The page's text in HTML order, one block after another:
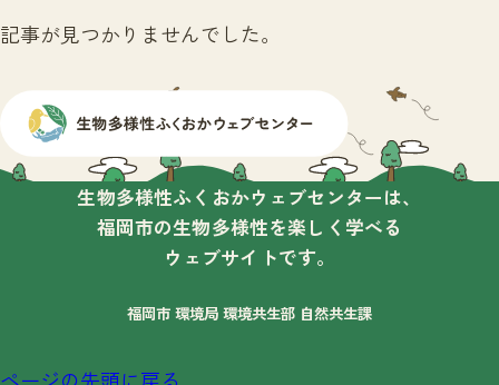
記事が見つかりませんでした。
生物多様性ふくおかウェブセンターは、
福岡市の生物多様性を楽しく学べる
ウェブサイトです。
福岡市 環境局 環境共生部 自然共生課